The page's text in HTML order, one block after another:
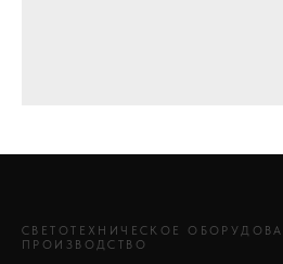
СВЕТОТЕХНИЧЕСКОЕ
ПРОИЗВОДСТВО